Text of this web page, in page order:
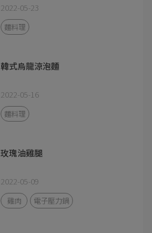
2022-05-23
麵料理
韓式烏龍涼泡麵
2022-05-16
麵料理
玫瑰油雞腿
2022-05-09
雞肉 電子壓力鍋